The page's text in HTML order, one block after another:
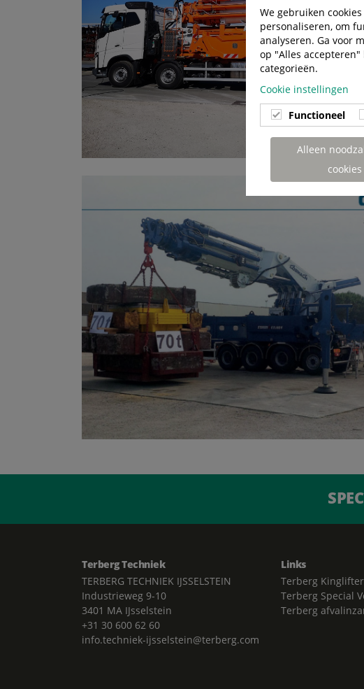
Terberg Techniek
TERBERG TECHNIEK IJSSELSTEIN
Industrieweg 9-10
3401 MA IJsselstein
+31 30 600 62 60
info.techniek-ijsselstein@terberg.com
Links
Terberg
Terberg Special
Terberg
We gebruiken
personaliseren, om
analyseren. Ga voor
op "Alles
categorieën.
Cookie instellingen
Functioneel
Alleen
cookies